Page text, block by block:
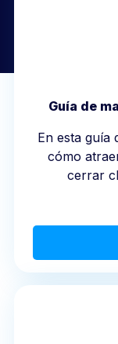
Guía de
En esta guía
cómo
cerrar